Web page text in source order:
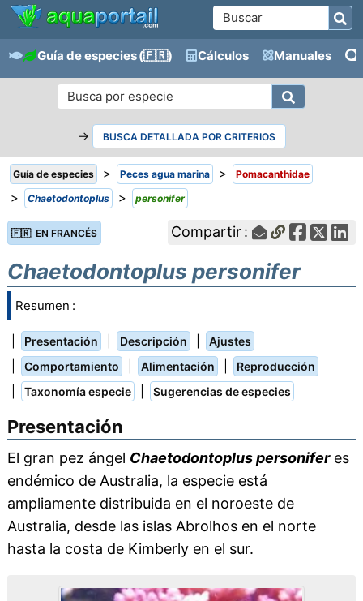
Guía de especies(🇫🇷) Cálculos Manuales
→ BUSCA DETALLADA POR CRITERIOS
Guía de especies > Peces agua marina > Pomacanthidae
> Chaetodontoplus > personifer
🇫🇷 EN FRANCÉS Compartir :
Chaetodontoplus personifer
Resumen :
Presentación Descripción Ajustes
Comportamiento Alimentación Reproducción
Taxonomía especie Sugerencias de especies
Presentación
El gran pez ángel Chaetodontoplus personiferes
endémico de Australia, la especie está
ampliamente distribuida en el noroeste de
Australia, desde las islas Abrolhos en el norte
hasta la costa de Kimberly en el sur.